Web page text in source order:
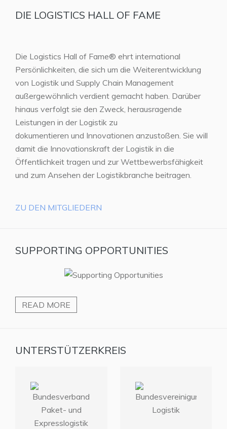
DIE LOGISTICS HALL OF FAME
Die Logistics Hall of Fame® ehrt international
Persönlichkeiten, die sich um die Weiterentwicklung
von Logistik und Supply Chain Management
außergewöhnlich verdient gemacht haben. Darüber
hinaus verfolgt sie den Zweck, herausragende
Leistungen in der Logistik zu
dokumentieren und Innovationen anzustoßen. Sie will
damit die Innovationskraft der Logistik in die
Öffentlichkeit tragen und zur Wettbewerbsfähigkeit
und zum Ansehen der Logistikbranche beitragen.
ZU DEN MITGLIEDERN
SUPPORTING OPPORTUNITIES
READ MORE
UNTERSTÜTZERKREIS